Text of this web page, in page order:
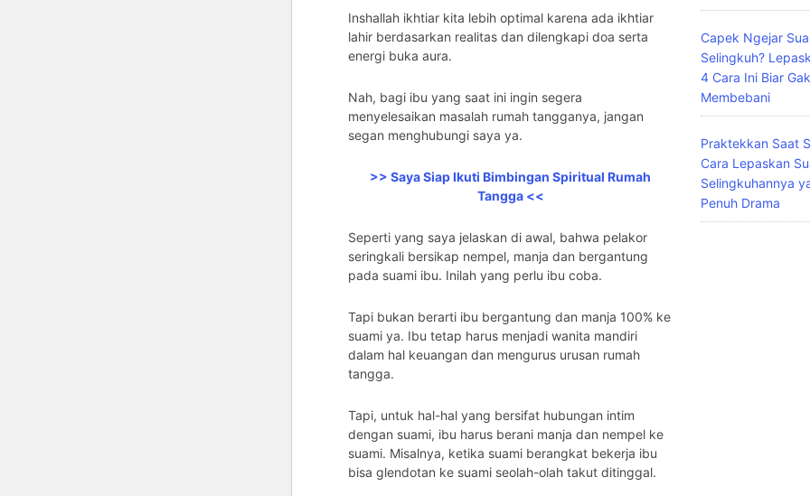
Inshallah ikhtiar kita lebih optimal karena ada ikhtiar
lahir berdasarkan realitas dan dilengkapi doa serta
energi buka aura.
Nah, bagi ibu yang saat ini ingin segera
menyelesaikan masalah rumah tangganya, jangan
segan menghubungi saya ya.
>> Saya Siap Ikuti Bimbingan Spiritual Rumah
Tangga <<
Seperti yang saya jelaskan di awal, bahwa pelakor
seringkali bersikap nempel, manja dan bergantung
pada suami ibu. Inilah yang perlu ibu coba.
Tapi bukan berarti ibu bergantung dan manja 100% ke
suami ya. Ibu tetap harus menjadi wanita mandiri
dalam hal keuangan dan mengurus urusan rumah
tangga.
Tapi, untuk hal-hal yang bersifat hubungan intim
dengan suami, ibu harus berani manja dan nempel ke
suami. Misalnya, ketika suami berangkat bekerja ibu
bisa glendotan ke suami seolah-olah takut ditinggal.
Capek Ngejar
Selingkuh?
4 Cara Ini Biar Gak
Membebani
Praktekkan Saat
Cara Lepaskan
Selingkuhannya
Penuh Drama